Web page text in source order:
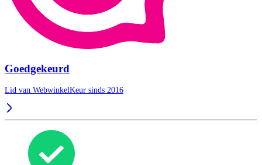
Goedgekeurd
Lid van WebwinkelKeur sinds 2016